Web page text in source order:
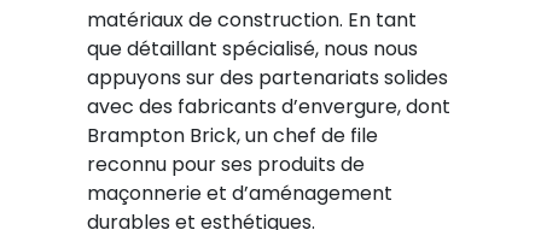
matériaux de construction. En tant
que détaillant spécialisé, nous nous
appuyons sur des partenariats solides
avec des fabricants d’envergure, dont
Brampton Brick, un chef de file
reconnu pour ses produits de
maçonnerie et d’aménagement
durables et esthétiques.